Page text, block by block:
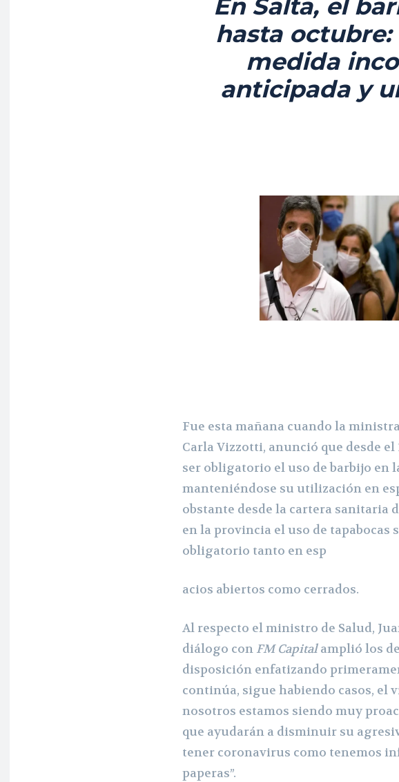
En Salta, el
hasta octubre:
medida
anticipada y
Fue esta mañana cuando la
Carla Vizzotti, anunció que desde el
ser obligatorio el uso de barbijo en
manteniéndose su utilización en
obstante desde la cartera sanitaria
en la provincia el uso de tapabocas
obligatorio tanto en esp
acios abiertos como cerrados.
Al respecto el ministro de Salud,
diálogo con FM Capitalamplió los
disposición enfatizando
continúa, sigue habiendo casos, el
nosotros estamos siendo muy
que ayudarán a disminuir su
tener coronavirus como tenemos
paperas”.